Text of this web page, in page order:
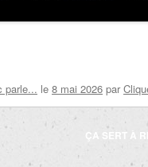
parle... le 8 mai 2026 par
ÇA SERT À